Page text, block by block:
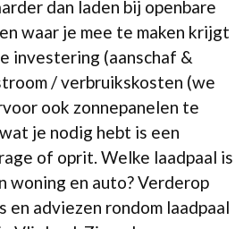
dan laden bij openbare
waar je mee te maken krijgt
investering (aanschaf &
/ verbruikskosten (we
ook zonnepanelen te
je nodig hebt is een
of oprit. Welke laadpaal is
woning en auto? Verderop
en adviezen rondom laadpaal